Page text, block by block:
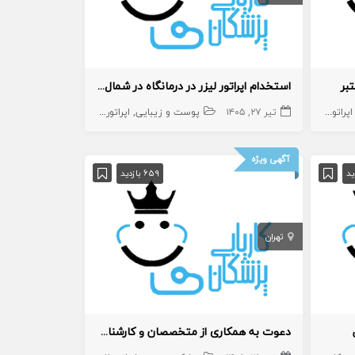
اپراتور لیزر اپراتور لیزر منشی،اپراتور،دستیار
استخدام اپراتور لیزر در درمانگاه در شمال تهران
تیر ۲۷, ۱۴۰۵ پوست و زیبایی اپراتور لیزر
آگهی ویژه
659 بازدید
تهران
دعوت به همکاری از متخصصان و کارشناسان زیبایی در مجموعه زیبایی و سلامت زیبان